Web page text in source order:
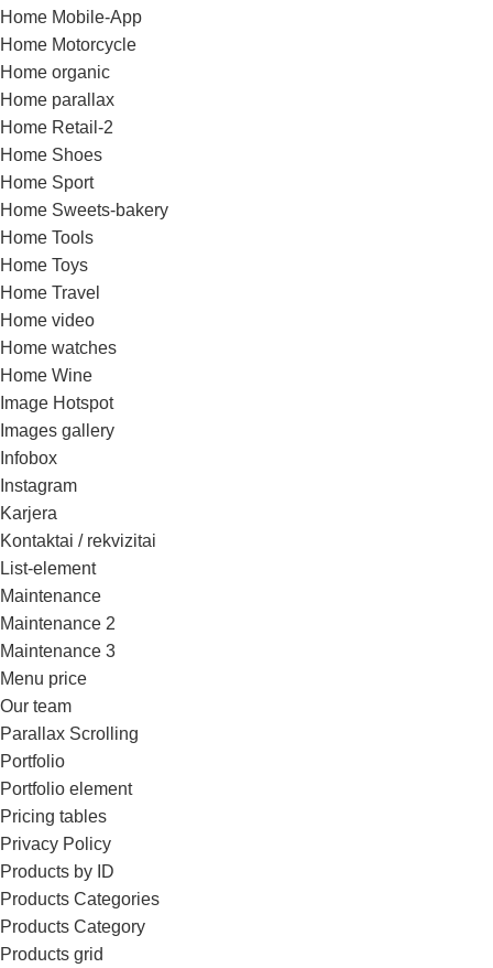
Home Mobile-App
Home Motorcycle
Home organic
Home parallax
Home Retail-2
Home Shoes
Home Sport
Home Sweets-bakery
Home Tools
Home Toys
Home Travel
Home video
Home watches
Home Wine
Image Hotspot
Images gallery
Infobox
Instagram
Karjera
Kontaktai / rekvizitai
List-element
Maintenance
Maintenance 2
Maintenance 3
Menu price
Our team
Parallax Scrolling
Portfolio
Portfolio element
Pricing tables
Privacy Policy
Products by ID
Products Categories
Products Category
Products grid